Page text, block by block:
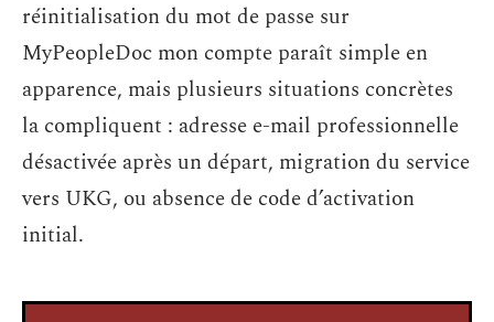
réinitialisation du mot de passe sur
MyPeopleDoc mon compte paraît simple en
apparence, mais plusieurs situations concrètes
la compliquent : adresse e-mail professionnelle
désactivée après un départ, migration du service
vers UKG, ou absence de code d’activation
initial.